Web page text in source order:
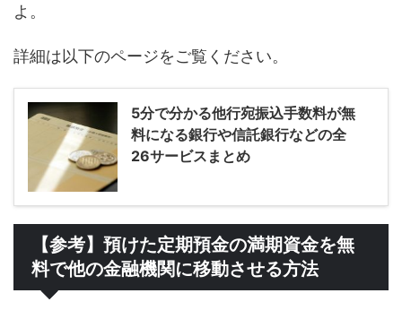
よ。
詳細は以下のページをご覧ください。
5分で分かる他行宛振込手数料が無
料になる銀行や信託銀行などの全
26サービスまとめ
【参考】預けた定期預金の満期資金を無
料で他の金融機関に移動させる方法